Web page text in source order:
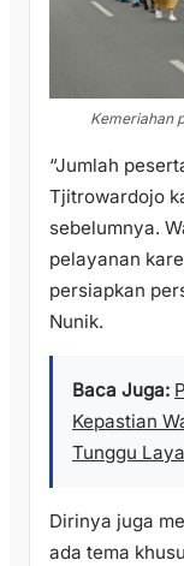
Kemeriahan
“Jumlah
Tjitrowardojo
sebelumnya.
pelayanan
persiapkan
Nunik.
Baca Juga:
Kepastian
Tunggu
Dirinya juga
ada tema